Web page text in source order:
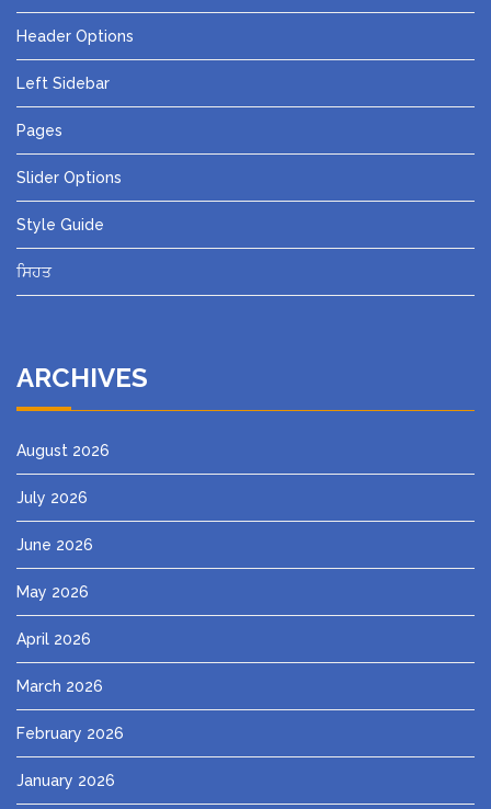
Header Options
Left Sidebar
Pages
Slider Options
Style Guide
ਸਿਹਤ
ARCHIVES
August 2026
July 2026
June 2026
May 2026
April 2026
March 2026
February 2026
January 2026